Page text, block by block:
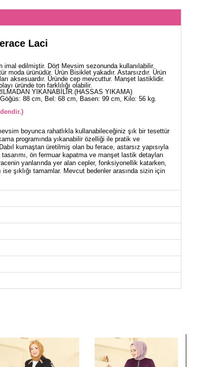
Laci
imal edilmiştir. Dört Mevsim sezonunda kullanılabilir.
moda ürünüdür. Ürün Bisiklet yakadır. Astarsızdır. Ürün
aksesuardır. Üründe cep mevcuttur. Manşet lastiklidir.
üründe ton farklılığı olabilir.
YIKANABİLİR.(HASSAS YIKAMA)
88 cm, Bel: 68 cm, Basen: 99 cm, Kilo: 56 kg.
boyunca rahatlıkla kullanabileceğiniz şık bir tesettür
programında yıkanabilir özelliği ile pratik ve
kumaştan üretilmiş olan bu ferace, astarsız yapısıyla
ön fermuar kapatma ve manşet lastik detayları
yanlarında yer alan cepler, fonksiyonellik katarken,
şıklığı tamamlar. Mevcut bedenler arasında sizin için
106 96
139